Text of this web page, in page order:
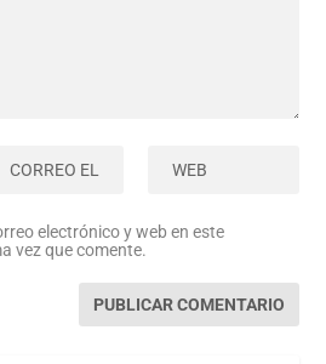
electrónico y web en este
vez que comente.